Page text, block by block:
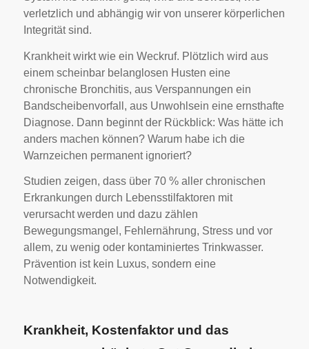
verletzlich und abhängig wir von unserer körperlichen
Integrität sind.
Krankheit wirkt wie ein Weckruf. Plötzlich wird aus
einem scheinbar belanglosen Husten eine
chronische Bronchitis, aus Verspannungen ein
Bandscheibenvorfall, aus Unwohlsein eine ernsthafte
Diagnose. Dann beginnt der Rückblick: Was hätte ich
anders machen können? Warum habe ich die
Warnzeichen permanent ignoriert?
Studien zeigen, dass über 70 % aller chronischen
Erkrankungen durch Lebensstilfaktoren mit
verursacht werden und dazu zählen
Bewegungsmangel, Fehlernährung, Stress und vor
allem, zu wenig oder kontaminiertes Trinkwasser.
Prävention ist kein Luxus, sondern eine
Notwendigkeit.
Krankheit, Kostenfaktor und das